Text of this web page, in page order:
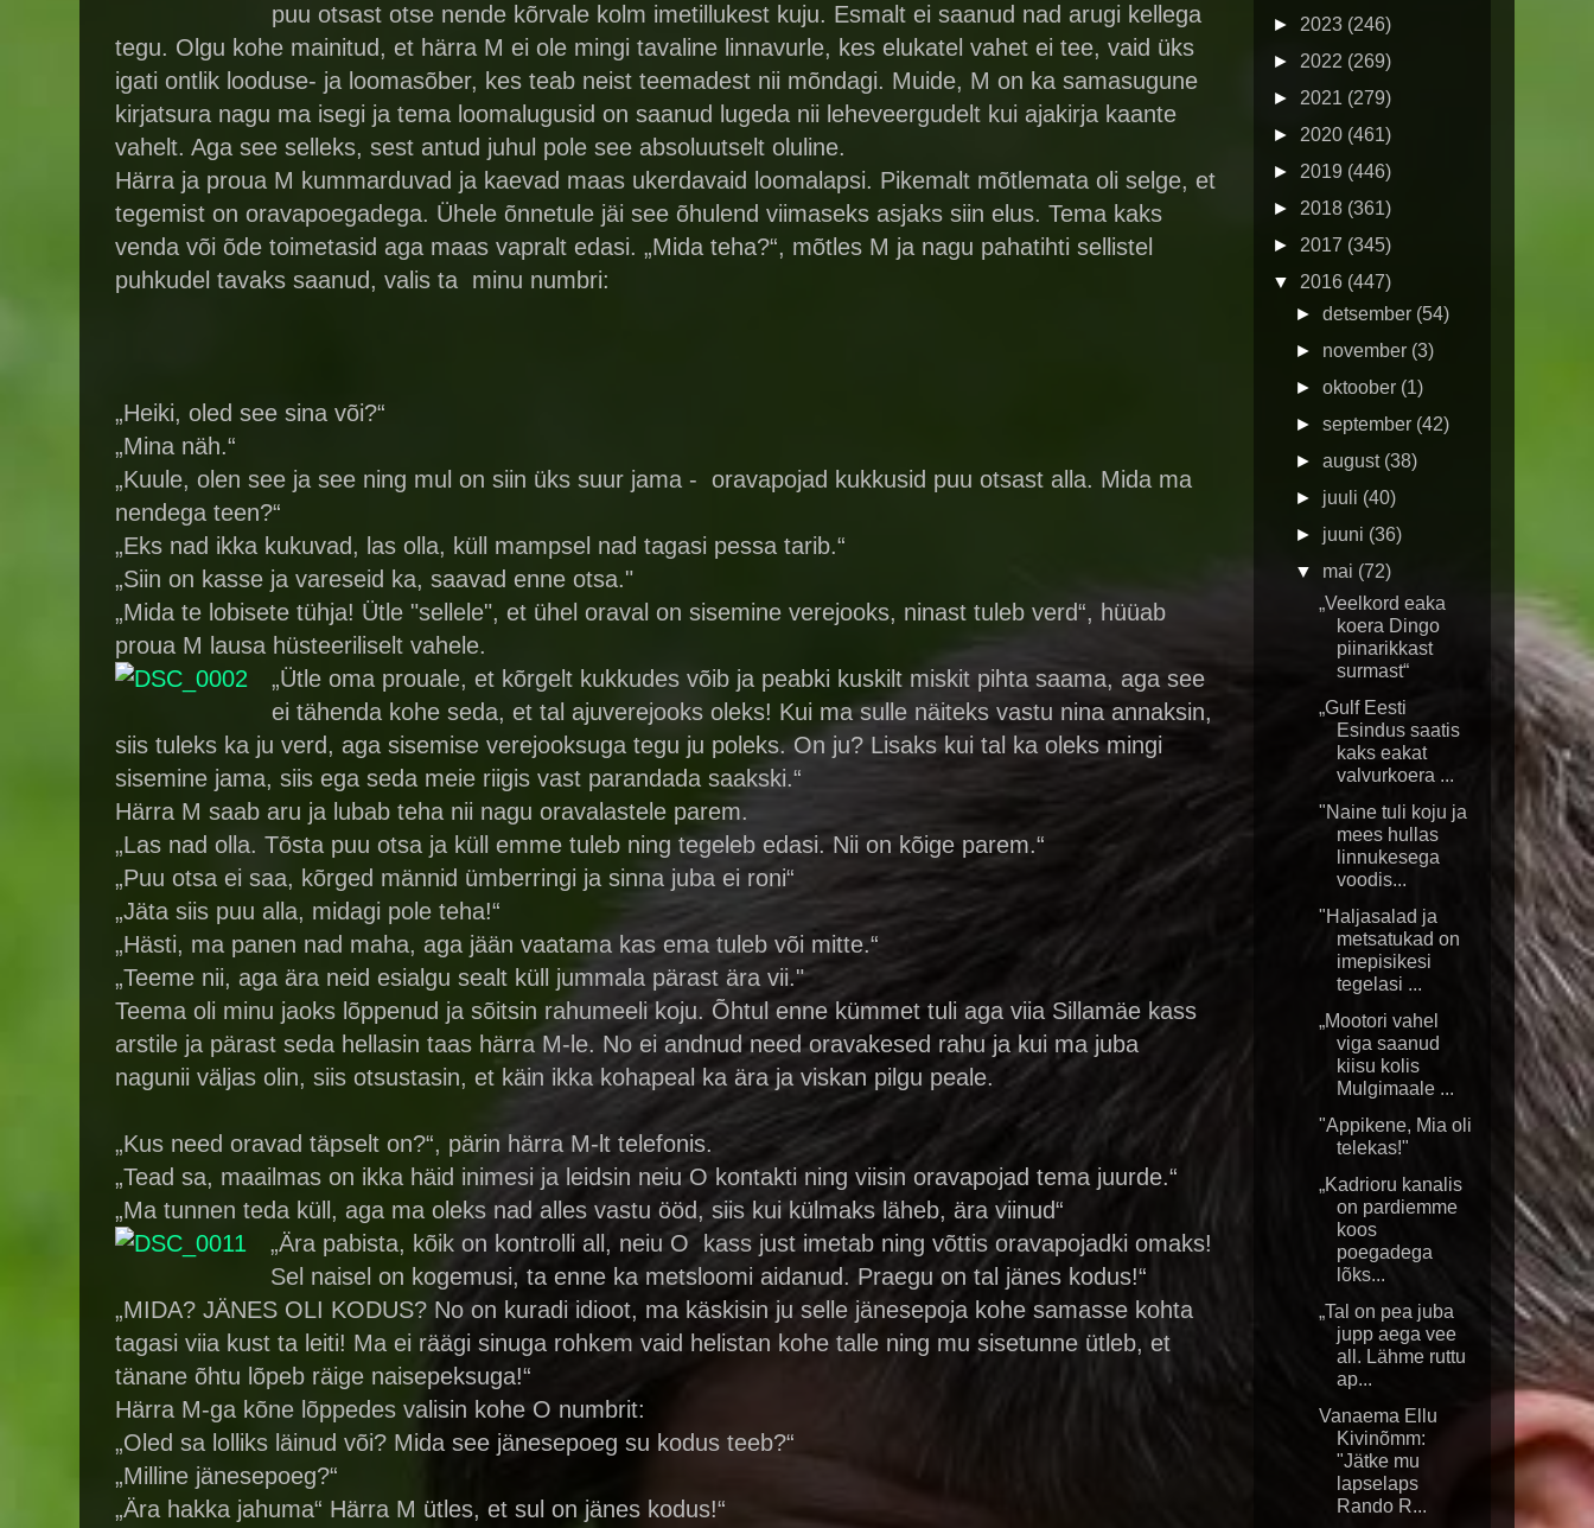
puu otsast otse nende kõrvale kolm imetillukest kuju. Esmalt ei saanud nad arugi kellega
tegu. Olgu kohe mainitud, et härra M ei ole mingi tavaline linnavurle, kes elukatel vahet ei tee, vaid üks
igati ontlik looduse- ja loomasõber, kes teab neist teemadest nii mõndagi. Muide, M on ka samasugune
kirjatsura nagu ma isegi ja tema loomalugusid on saanud lugeda nii leheveergudelt kui ajakirja kaante
vahelt. Aga see selleks, sest antud juhul pole see absoluutselt oluline.
Härra ja proua M kummarduvad ja kaevad maas ukerdavaid loomalapsi. Pikemalt mõtlemata oli selge, et
tegemist on oravapoegadega. Ühele õnnetule jäi see õhulend viimaseks asjaks siin elus. Tema kaks
venda või õde toimetasid aga maas vapralt edasi. „Mida teha?“, mõtles M ja nagu pahatihti sellistel
puhkudel tavaks saanud, valis ta minu numbri:
„Heiki, oled see sina või?“
„Mina näh.“
„Kuule, olen see ja see ning mul on siin üks suur jama - oravapojad kukkusid puu otsast alla. Mida ma
nendega teen?“
„Eks nad ikka kukuvad, las olla, küll mampsel nad tagasi pessa tarib.“
„Siin on kasse ja vareseid ka, saavad enne otsa."
„Mida te lobisete tühja! Ütle "sellele", et ühel oraval on sisemine verejooks, ninast tuleb verd“, hüüab
proua M lausa hüsteeriliselt vahele.
„Ütle oma prouale, et kõrgelt kukkudes võib ja peabki kuskilt miskit pihta saama, aga see
ei tähenda kohe seda, et tal ajuverejooks oleks! Kui ma sulle näiteks vastu nina annaksin,
siis tuleks ka ju verd, aga sisemise verejooksuga tegu ju poleks. On ju? Lisaks kui tal ka oleks mingi
sisemine jama, siis ega seda meie riigis vast parandada saakski.“
Härra M saab aru ja lubab teha nii nagu oravalastele parem.
„Las nad olla. Tõsta puu otsa ja küll emme tuleb ning tegeleb edasi. Nii on kõige parem.“
„Puu otsa ei saa, kõrged männid ümberringi ja sinna juba ei roni“
„Jäta siis puu alla, midagi pole teha!“
„Hästi, ma panen nad maha, aga jään vaatama kas ema tuleb või mitte.“
„Teeme nii, aga ära neid esialgu sealt küll jummala pärast ära vii."
Teema oli minu jaoks lõppenud ja sõitsin rahumeeli koju. Õhtul enne kümmet tuli aga viia Sillamäe kass
arstile ja pärast seda hellasin taas härra M-le. No ei andnud need oravakesed rahu ja kui ma juba
nagunii väljas olin, siis otsustasin, et käin ikka kohapeal ka ära ja viskan pilgu peale.
„Kus need oravad täpselt on?“, pärin härra M-lt telefonis.
„Tead sa, maailmas on ikka häid inimesi ja leidsin neiu O kontakti ning viisin oravapojad tema juurde.“
„Ma tunnen teda küll, aga ma oleks nad alles vastu ööd, siis kui külmaks läheb, ära viinud“
„Ära pabista, kõik on kontrolli all, neiu O kass just imetab ning võttis oravapojadki omaks!
Sel naisel on kogemusi, ta enne ka metsloomi aidanud. Praegu on tal jänes kodus!“
„MIDA? JÄNES OLI KODUS? No on kuradi idioot, ma käskisin ju selle jänesepoja kohe samasse kohta
tagasi viia kust ta leiti! Ma ei räägi sinuga rohkem vaid helistan kohe talle ning mu sisetunne ütleb, et
tänane õhtu lõpeb räige naisepeksuga!“
Härra M-ga kõne lõppedes valisin kohe O numbrit:
„Oled sa lolliks läinud või? Mida see jänesepoeg su kodus teeb?“
„Milline jänesepoeg?“
„Ära hakka jahuma“ Härra M ütles, et sul on jänes kodus!“
► 2023 (246)
► 2022 (269)
► 2021 (279)
► 2020 (461)
► 2019 (446)
► 2018 (361)
► 2017 (345)
▼ 2016 (447)
►detsember (54)
► november (3)
►oktoober (1)
►september (42)
►august (38)
► juuli (40)
► juuni (36)
▼ mai (72)
„Veelkord eaka
koera Dingo
piinarikkast
surmast“
„Gulf Eesti
Esindus saatis
kaks eakat
valvurkoera ...
"Naine tuli koju ja
mees hullas
linnukesega
voodis...
"Haljasalad ja
metsatukad on
imepisikesi
tegelasi ...
„Mootori vahel
viga saanud
kiisu kolis
Mulgimaale ...
"Appikene, Mia oli
telekas!"
„Kadrioru kanalis
on pardiemme
koos
poegadega
lõks...
„Tal on pea juba
jupp aega vee
all. Lähme ruttu
ap...
Vanaema Ellu
Kivinõmm:
"Jätke mu
lapselaps
Rando R...